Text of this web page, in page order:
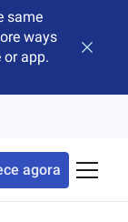
same
ways
app.
Fechar
agora